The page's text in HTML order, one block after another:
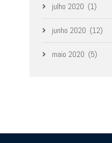
julho 2020 (1)
junho 2020 (12)
maio 2020 (5)